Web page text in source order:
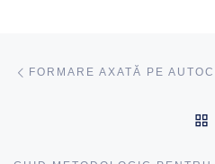
Navigare articole